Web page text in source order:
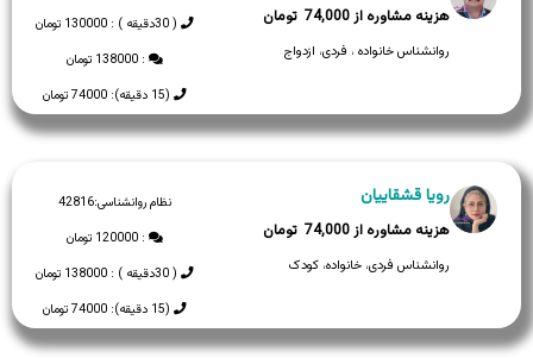
( 30دقیقه ) : 130000 تومان
: 138000 تومان
(15 دقیقه): 74000 تومان
74,000
روانشناس خانواده ، فردی، ازدواج
نظام روانشناسی:42816
: 120000 تومان
( 30دقیقه ) : 138000 تومان
(15 دقیقه): 74000 تومان
رویا قشقاییان
74,000
روانشناس فردی، خانواده، کودک